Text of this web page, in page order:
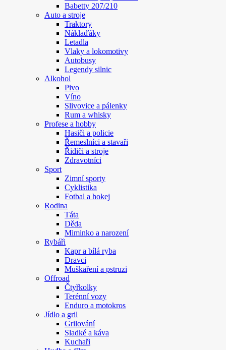
Babetty 207/210
Auto a stroje
Traktory
Náklaďáky
Letadla
Vlaky a lokomotivy
Autobusy
Legendy silnic
Alkohol
Pivo
Víno
Slivovice a pálenky
Rum a whisky
Profese a hobby
Hasiči a policie
Řemeslníci a stavaři
Řidiči a stroje
Zdravotníci
Sport
Zimní sporty
Cyklistika
Fotbal a hokej
Rodina
Táta
Děda
Miminko a narození
Rybáři
Kapr a bílá ryba
Dravci
Muškaření a pstruzi
Offroad
Čtyřkolky
Terénní vozy
Enduro a motokros
Jídlo a gril
Grilování
Sladké a káva
Kuchaři